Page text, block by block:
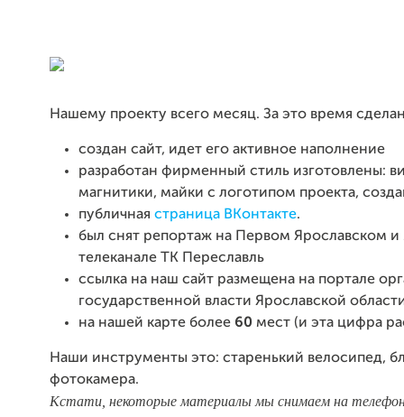
Нашему проекту всего месяц. За это время
создан сайт, идет его активное наполнение
разработан фирменный стиль изготовлены:
магнитики, майки с логотипом проекта,
публичная страница ВКонтакте.
был снят репортаж на Первом Ярославском
телеканале ТК Переславль
ссылка на наш сайт размещена на портале
государственной власти Ярославской
на нашей карте более 60 мест (и эта цифра
Наши инструменты это: старенький велосипед,
фотокамера.
Кстати, некоторые материалы мы снимаем на